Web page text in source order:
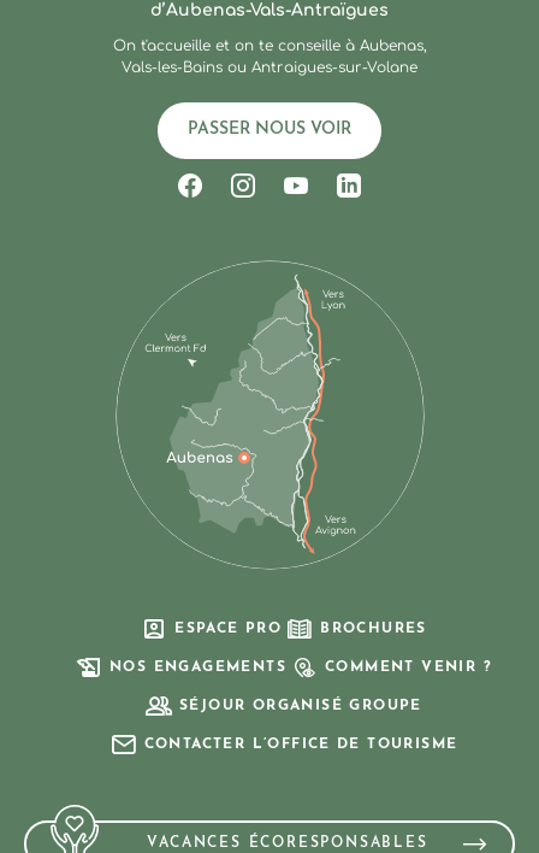
d’Aubenas-Vals-Antraïgues
On t'accueille et on te conseille à Aubenas,
Vals-les-Bains ou Antraigues-sur-Volane
PASSER NOUS VOIR
Suivez-nous sur Facebook
Suivez-nous sur Instagram
Suivez-nous sur
Suivez-nous sur
ESPACE PRO BROCHURES
NOS ENGAGEMENTS COMMENT VENIR ?
SÉJOUR ORGANISÉ GROUPE
CONTACTER L’OFFICE DE TOURISME
VACANCES ÉCORESPONSABLES